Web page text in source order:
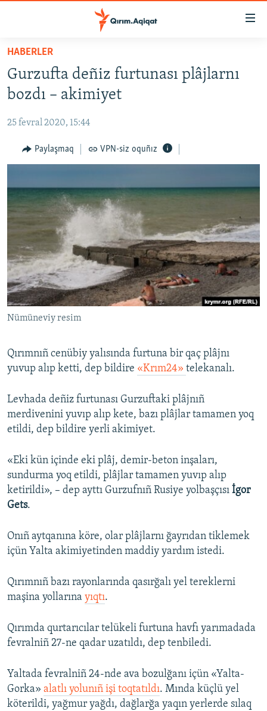
Esas
qaytmaq
Baş
qaytmaq
qaytmaq
HABERLER
SİYASET
CEMİYET
MEDENİYET
VİDEO
SÜRET
BLOGLAR
FİKİR
Русский
Українською
RFE/RS bütün saytları
HABERLER
Gurzufta deñiz furtunası plâjlarnı
bozdı – akimiyet
25 fevral 2020, 15:44
Paylaşmaq VPN-siz oquñız
Nümüneviy resim
Qırımnıñ cenübiy yalısında furtuna bir qaç plâjnı
yuvup alıp ketti, dep bildire «Krım24» telekanalı.
Levhada deñiz furtunası Gurzuftaki plâjnıñ
merdivenini yuvıp alıp kete, bazı plâjlar tamamen yoq
etildi, dep bildire yerli akimiyet.
«Eki kün içinde eki plâj, demir-beton inşaları,
sundurma yoq etildi, plâjlar tamamen yuvıp alıp
ketirildi», – dep ayttı Gurzufnıñ Rusiye yolbaşçısı İgor
Gets.
Onıñ aytqanına köre, olar plâjlarnı ğayrıdan tiklemek
içün Yalta akimiyetinden maddiy yardım istedi.
Qırımnıñ bazı rayonlarında qasırğalı yel tereklerni
maşina yollarına yıqtı.
Qırımda qurtarıcılar telükeli furtuna havfı yarımadada
fevralniñ 27-ne qadar uzatıldı, dep tenbiledi.
Yaltada fevralniñ 24-nde ava bozulğanı içün «Yalta-
Gorka» alatlı yolunıñ işi toqtatıldı. Mında küçlü yel
köterildi, yağmur yağdı, dağlarğa yaqın yerlerde sılaq